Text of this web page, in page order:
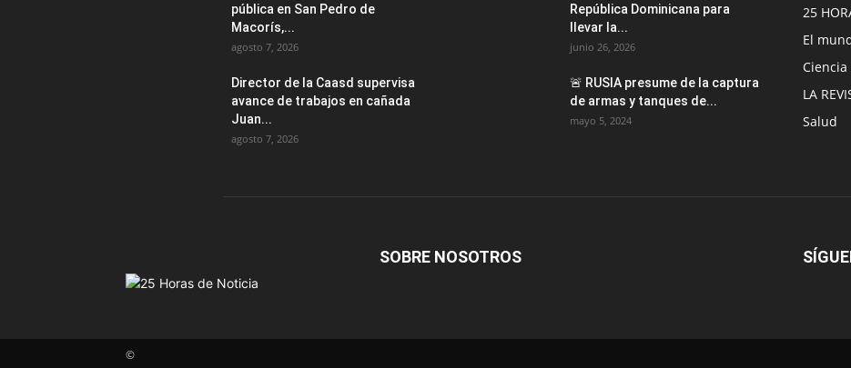
pública en San Pedro de
Macorís,...
agosto 7, 2026
Director de la Caasd supervisa
avance de trabajos en cañada
Juan...
agosto 7, 2026
República Dominicana para
llevar la...
junio 26, 2026
🚨 RUSIA presume de la captura
de armas y tanques de...
mayo 5, 2024
25
El
Ciencia
LA
Salud
SOBRE NOSOTROS
©